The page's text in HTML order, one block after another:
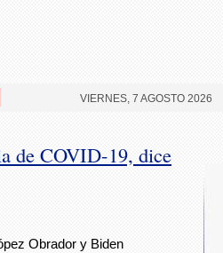
VIERNES, 7 AGOSTO 2026
de COVID-19, dice
Obrador y Biden